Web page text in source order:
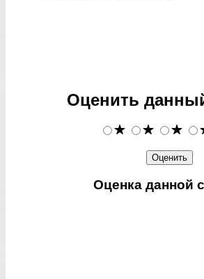
Оценить
Оценка данной